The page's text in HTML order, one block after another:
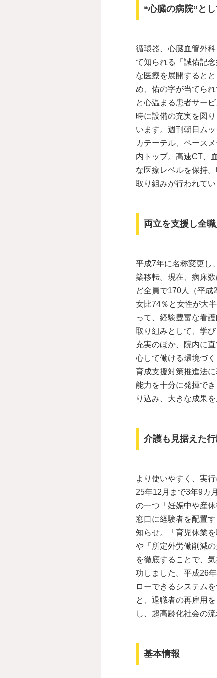
“心臓の病院”と
循環器、心臓血管外
て知られる「誠佑記
な医療を展開すると
め、佑の字が当てら
と心温まる患者サー
時に設備の充実を図
います。週刊朝日ム
カテーテル、ペース
内トップ。高速CT、
な医療レベルを保持
取り組みが行われてい
両立を支援し全
平成7年に名称変更し
築移転。現在、病床
ど全員で170人（平成
女比74％と女性が大
って、経験豊富な看
取り組みとして、学
充実のほか、院内に
心して働ける環境づ
育成支援対策推進法
能力を十分に発揮で
り込み、大きな成果を
介護も見据えた
より使いやすく、実
25年12月まで3年9カ
の一つ「妊娠中や産
窓口に経験者を配置
知らせ。「育児休業
や「所定外労働削減
を徹底することで、
功しました。平成26
ローできるシステム
と、退職者の再雇用
し、超高齢化社会の
基本情報